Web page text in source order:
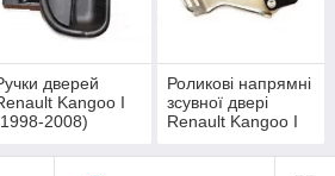
дверей
Kangoo I
2008)
Роликові напрямні
зсувної двері
Renault Kangoo I